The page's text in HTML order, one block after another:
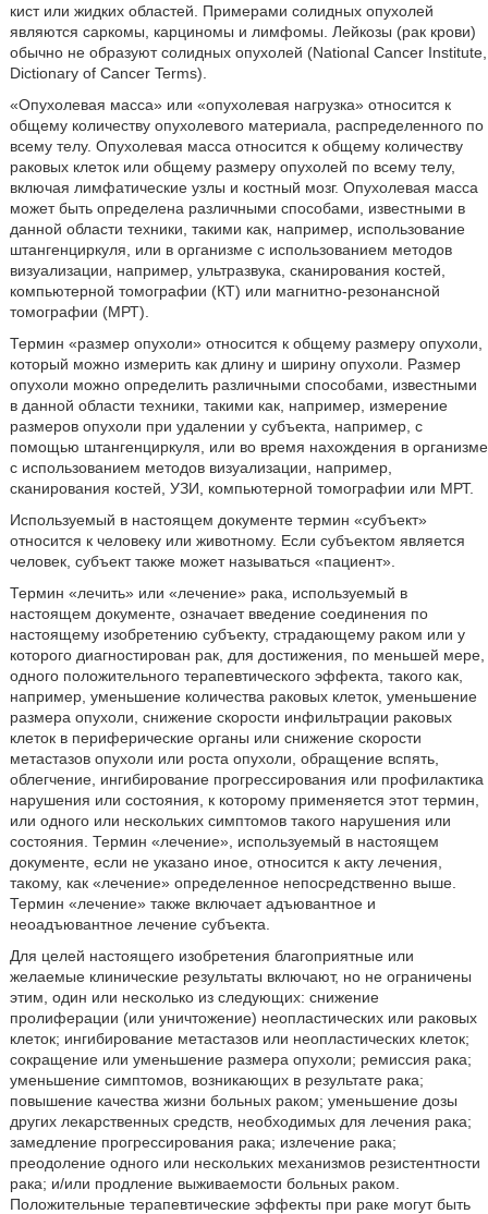
кист или жидких областей. Примерами солидных опухолей
являются саркомы, карциномы и лимфомы. Лейкозы (рак крови)
обычно не образуют солидных опухолей (National Cancer Institute,
Dictionary of Cancer Terms).
«Опухолевая масса» или «опухолевая нагрузка» относится к
общему количеству опухолевого материала, распределенного по
всему телу. Опухолевая масса относится к общему количеству
раковых клеток или общему размеру опухолей по всему телу,
включая лимфатические узлы и костный мозг. Опухолевая масса
может быть определена различными способами, известными в
данной области техники, такими как, например, использование
штангенциркуля, или в организме с использованием методов
визуализации, например, ультразвука, сканирования костей,
компьютерной томографии (КТ) или магнитно-резонансной
томографии (МРТ).
Термин «размер опухоли» относится к общему размеру опухоли,
который можно измерить как длину и ширину опухоли. Размер
опухоли можно определить различными способами, известными
в данной области техники, такими как, например, измерение
размеров опухоли при удалении у субъекта, например, с
помощью штангенциркуля, или во время нахождения в организме
с использованием методов визуализации, например,
сканирования костей, УЗИ, компьютерной томографии или МРТ.
Используемый в настоящем документе термин «субъект»
относится к человеку или животному. Если субъектом является
человек, субъект также может называться «пациент».
Термин «лечить» или «лечение» рака, используемый в
настоящем документе, означает введение соединения по
настоящему изобретению субъекту, страдающему раком или у
которого диагностирован рак, для достижения, по меньшей мере,
одного положительного терапевтического эффекта, такого как,
например, уменьшение количества раковых клеток, уменьшение
размера опухоли, снижение скорости инфильтрации раковых
клеток в периферические органы или снижение скорости
метастазов опухоли или роста опухоли, обращение вспять,
облегчение, ингибирование прогрессирования или профилактика
нарушения или состояния, к которому применяется этот термин,
или одного или нескольких симптомов такого нарушения или
состояния. Термин «лечение», используемый в настоящем
документе, если не указано иное, относится к акту лечения,
такому, как «лечение» определенное непосредственно выше.
Термин «лечение» также включает адъювантное и
неоадъювантное лечение субъекта.
Для целей настоящего изобретения благоприятные или
желаемые клинические результаты включают, но не ограничены
этим, один или несколько из следующих: снижение
пролиферации (или уничтожение) неопластических или раковых
клеток; ингибирование метастазов или неопластических клеток;
сокращение или уменьшение размера опухоли; ремиссия рака;
уменьшение симптомов, возникающих в результате рака;
повышение качества жизни больных раком; уменьшение дозы
других лекарственных средств, необходимых для лечения рака;
замедление прогрессирования рака; излечение рака;
преодоление одного или нескольких механизмов резистентности
рака; и/или продление выживаемости больных раком.
Положительные терапевтические эффекты при раке могут быть